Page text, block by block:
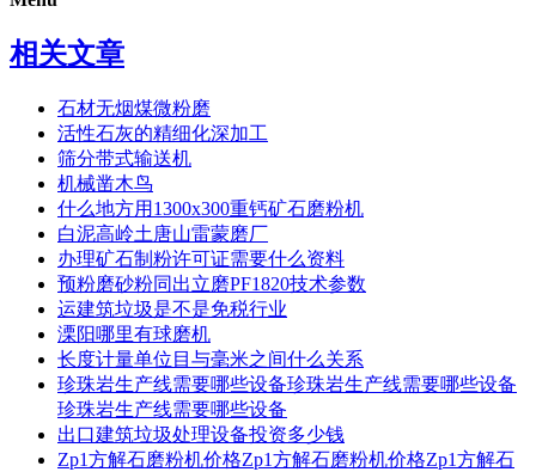
相关文章
石材无烟煤微粉磨
活性石灰的精细化深加工
筛分带式输送机
机械凿木鸟
什么地方用1300x300重钙矿石磨粉机
白泥高岭土唐山雷蒙磨厂
办理矿石制粉许可证需要什么资料
预粉磨砂粉同出立磨PF1820技术参数
运建筑垃圾是不是免税行业
溧阳哪里有球磨机
长度计量单位目与毫米之间什么关系
珍珠岩生产线需要哪些设备珍珠岩生产线需要哪些设备
珍珠岩生产线需要哪些设备
出口建筑垃圾处理设备投资多少钱
Zp1方解石磨粉机价格Zp1方解石磨粉机价格Zp1方解石